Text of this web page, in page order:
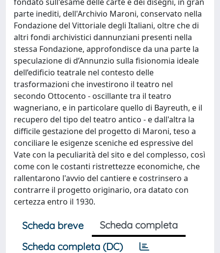
parte inediti, dell'Archivio Maroni, conservato nella
Fondazione del Vittoriale degli Italiani, oltre che di
altri fondi archivistici dannunziani presenti nella
stessa Fondazione, approfondisce da una parte la
speculazione di d’Annunzio sulla fisionomia ideale
dell’edificio teatrale nel contesto delle
trasformazioni che investirono il teatro nel
secondo Ottocento - oscillante tra il teatro
wagneriano, e in particolare quello di Bayreuth, e il
recupero del tipo del teatro antico - e dall'altra la
difficile gestazione del progetto di Maroni, teso a
conciliare le esigenze sceniche ed espressive del
Vate con la peculiarità del sito e del complesso, così
come con le costanti ristrettezze economiche, che
rallentarono l'avvio del cantiere e costrinsero a
contrarre il progetto originario, ora datato con
certezza entro il 1930.
Scheda breve
Scheda completa
Scheda completa (DC)